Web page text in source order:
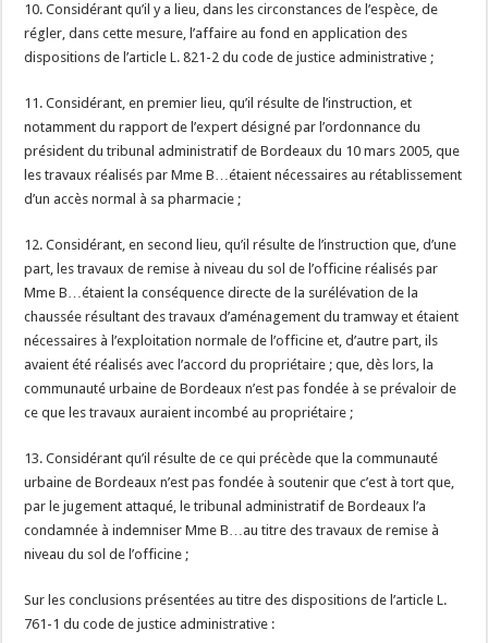
10. Considérant qu’il y a lieu, dans les circonstances de l’espèce, de
régler, dans cette mesure, l’affaire au fond en application des
dispositions de l’article L. 821-2 du code de justice administrative ;
11. Considérant, en premier lieu, qu’il résulte de l’instruction, et
notamment du rapport de l’expert désigné par l’ordonnance du
président du tribunal administratif de Bordeaux du 10 mars 2005, que
les travaux réalisés par Mme B…étaient nécessaires au rétablissement
d’un accès normal à sa pharmacie ;
12. Considérant, en second lieu, qu’il résulte de l’instruction que, d’une
part, les travaux de remise à niveau du sol de l’officine réalisés par
Mme B…étaient la conséquence directe de la surélévation de la
chaussée résultant des travaux d’aménagement du tramway et étaient
nécessaires à l’exploitation normale de l’officine et, d’autre part, ils
avaient été réalisés avec l’accord du propriétaire ; que, dès lors, la
communauté urbaine de Bordeaux n’est pas fondée à se prévaloir de
ce que les travaux auraient incombé au propriétaire ;
13. Considérant qu’il résulte de ce qui précède que la communauté
urbaine de Bordeaux n’est pas fondée à soutenir que c’est à tort que,
par le jugement attaqué, le tribunal administratif de Bordeaux l’a
condamnée à indemniser Mme B…au titre des travaux de remise à
niveau du sol de l’officine ;
Sur les conclusions présentées au titre des dispositions de l’article L.
761-1 du code de justice administrative :